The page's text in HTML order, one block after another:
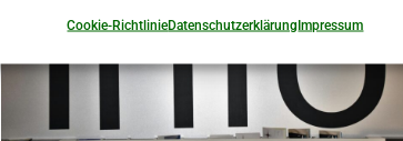
Cookie-RichtlinieDatenschutzerklärungImpressum